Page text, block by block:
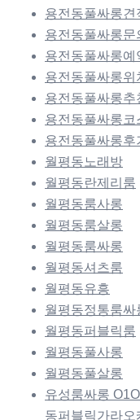
용전동풀싸롱견
용전동풀싸롱문
용전동풀싸롱예
용전동풀싸롱위
용전동풀싸롱추
용전동풀싸롱코
용전동풀싸롱후
월평동노래방
월평동란제리룸
월평동룸사롱
월평동룸살롱
월평동룸싸롱
월평동셔츠룸
월평동유흥
월평동정통룸싸
월평동퍼블릭룸
월평동풀사롱
월평동풀살롱
유성룸싸롱
동퍼블릭가라오